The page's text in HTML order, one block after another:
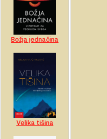
Božja jednačina
Velika tišina